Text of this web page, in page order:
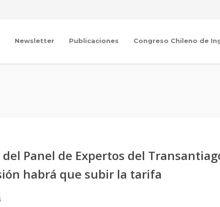
Newsletter Publicaciones Congreso Chileno de
del Panel de Expertos del
habrá que subir la tarifa